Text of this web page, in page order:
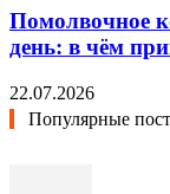
Помолвочное
день: в чём
22.07.2026
Популярные